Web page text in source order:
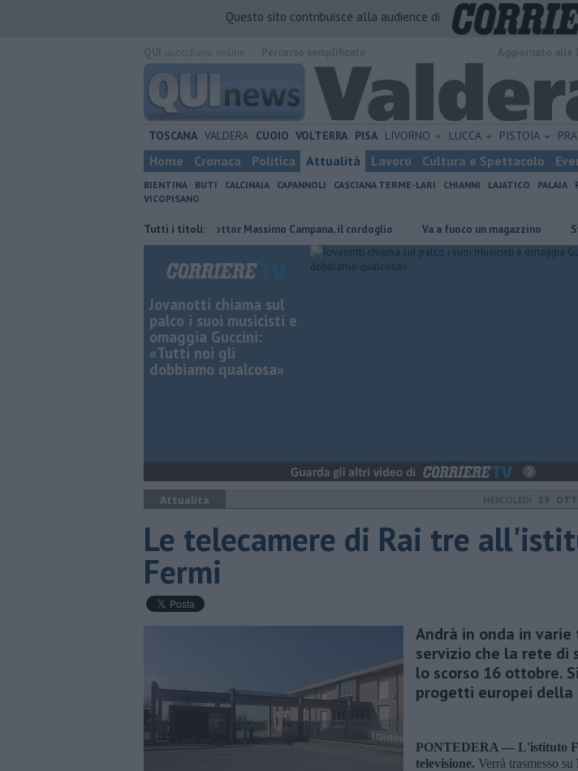
Questo sito contribuisce alla audience di
TOSCANA VALDERA CUOIO VOLTERRA PISA LIVORNO LUCCA PISTOIA
Home Cronaca Politica Attualità Lavoro Cultura e Spettacolo
BIENTINA BUTI CALCINAIA CAPANNOLI CASCIANA TERME-LARI CHIANNI LAJATICO PALAIA
VICOPISANO
Tutti i titoli:
Addio al dottor Massimo Campana, il cordoglio Va a fuoco un magazzino Svelato
Jovanotti chiama sul
palco i suoi musicisti e
omaggia Guccini:
«Tutti noi gli
dobbiamo qualcosa»
Attualità MERCOLEDÌ 29
Le telecamere di Rai tre
Fermi
Andrà in onda in
servizio che la rete
lo scorso 16 ottobre.
progetti europei della
PONTEDERA — L'istituto
televisione. Verrà trasmesso su